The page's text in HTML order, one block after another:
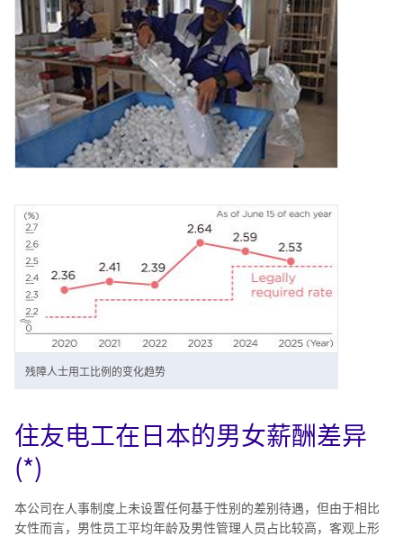
残障人士用工比例的变化趋势
住友电工在日本的男女薪酬差异
(*)
本公司在人事制度上未设置任何基于性别的差别待遇，但由于相比
女性而言，男性员工平均年龄及男性管理人员占比较高，客观上形